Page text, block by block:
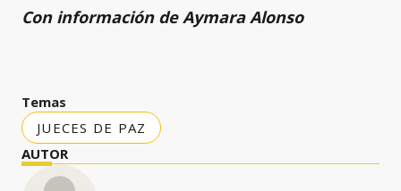
Con información de Aymara Alonso
Temas
JUECES DE PAZ
AUTOR